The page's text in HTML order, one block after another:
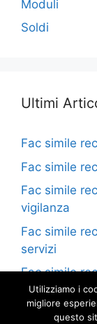
Moduli
Soldi
Ultimi
Fac simile
Fac simile
Fac simile
vigilanza​
Fac simile
servizi​
Fac simile
Utilizziamo i
migliore
questo